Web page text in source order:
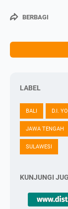
BERBAGI
LABEL
BALI D.I.
JAWA TENGAH
SULAWESI
KUNJUNGI